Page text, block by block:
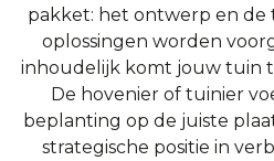
pakket: het ontwerp en de
oplossingen worden
inhoudelijk komt jouw tuin
De hovenier of tuinier
beplanting op de juiste
strategische positie in